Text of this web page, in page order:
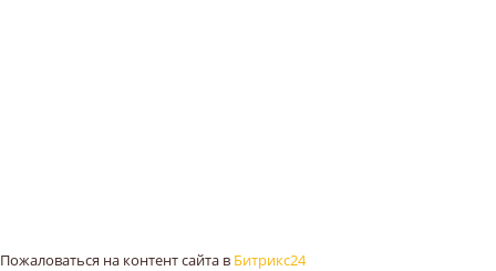
Пожаловаться на контент cайта в Битрикс24